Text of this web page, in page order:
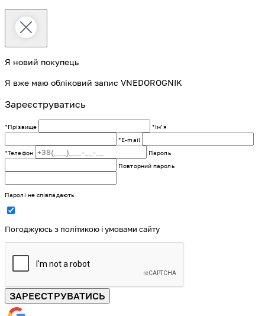
Я новий покупець
Я вже маю обліковий запис VNEDOROGNIK
Зареєструватись
*Прізвище
*Імʼя
*E-mail
*Телефон
Пароль
Повторний пароль
Паролі не співпадають
Погоджуюсь з політикою і умовами сайту
ЗАРЕЄСТРУВАТИСЬ